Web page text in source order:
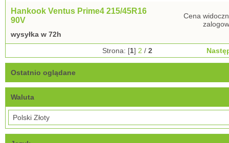
Hankook Ventus Prime4 215/45R16
90V
wysyłka w 72h
Cena
Strona: [1] 2 / 2
Ostatnio oglądane
Waluta